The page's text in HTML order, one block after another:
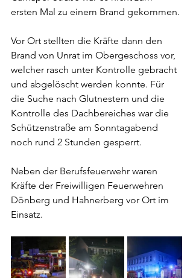
ersten Mal zu einem Brand gekommen.
Vor Ort stellten die Kräfte dann den
Brand von Unrat im Obergeschoss vor,
welcher rasch unter Kontrolle gebracht
und abgelöscht werden konnte. Für
die Suche nach Glutnestern und die
Kontrolle des Dachbereiches war die
Schützenstraße am Sonntagabend
noch rund 2 Stunden gesperrt.
Neben der Berufsfeuerwehr waren
Kräfte der Freiwilligen Feuerwehren
Dönberg und Hahnerberg vor Ort im
Einsatz.